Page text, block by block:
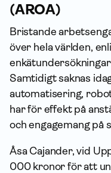
(AROA)
Bristande
över hela världen,
Samtidigt saknas
automatisering,
har för effekt på
och engagemang på
Åsa Cajander, vid
000 kronor för att